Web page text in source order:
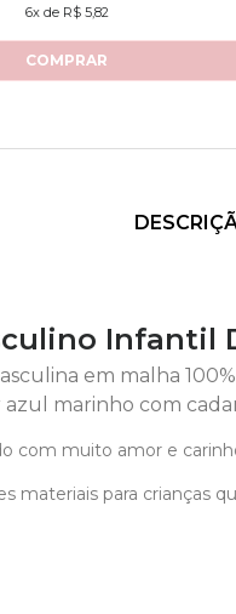
6x de R$ 5,82
COMPRAR
Infantil
em malha
azul marinho com
com muito amor e
materiais para crianças